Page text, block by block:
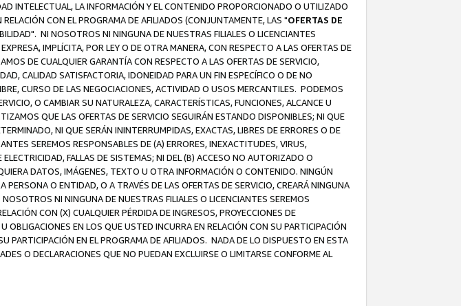
INTELECTUAL, LA INFORMACIÓN Y EL CONTENIDO PROPORCIONADO O UTILIZADO
CON EL PROGRAMA DE AFILIADOS (CONJUNTAMENTE, LAS "OFERTAS DE
NI NOSOTROS NI NINGUNA DE NUESTRAS FILIALES O LICENCIANTES
IMPLÍCITA, POR LEY O DE OTRA MANERA, CON RESPECTO A LAS OFERTAS DE
DE CUALQUIER GARANTÍA CON RESPECTO A LAS OFERTAS DE SERVICIO,
CALIDAD SATISFACTORIA, IDONEIDAD PARA UN FIN ESPECÍFICO O DE NO
CURSO DE LAS NEGOCIACIONES, ACTIVIDAD O USOS MERCANTILES. PODEMOS
O CAMBIAR SU NATURALEZA, CARACTERÍSTICAS, FUNCIONES, ALCANCE U
QUE LAS OFERTAS DE SERVICIO SEGUIRÁN ESTANDO DISPONIBLES; NI QUE
NI QUE SERÁN ININTERRUMPIDAS, EXACTAS, LIBRES DE ERRORES O DE
SEREMOS RESPONSABLES DE (A) ERRORES, INEXACTITUDES, VIRUS,
FALLAS DE SISTEMAS; NI DEL (B) ACCESO NO AUTORIZADO O
DATOS, IMÁGENES, TEXTO U OTRA INFORMACIÓN O CONTENIDO. NINGÚN
O ENTIDAD, O A TRAVÉS DE LAS OFERTAS DE SERVICIO, CREARÁ NINGUNA
NI NINGUNA DE NUESTRAS FILIALES O LICENCIANTES SEREMOS
CON (X) CUALQUIER PÉRDIDA DE INGRESOS, PROYECCIONES DE
EN LOS QUE USTED INCURRA EN RELACIÓN CON SU PARTICIPACIÓN
PARTICIPACIÓN EN EL PROGRAMA DE AFILIADOS. NADA DE LO DISPUESTO EN ESTA
O DECLARACIONES QUE NO PUEDAN EXCLUIRSE O LIMITARSE CONFORME AL